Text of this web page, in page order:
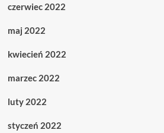
czerwiec 2022
maj 2022
kwiecień 2022
marzec 2022
luty 2022
styczeń 2022